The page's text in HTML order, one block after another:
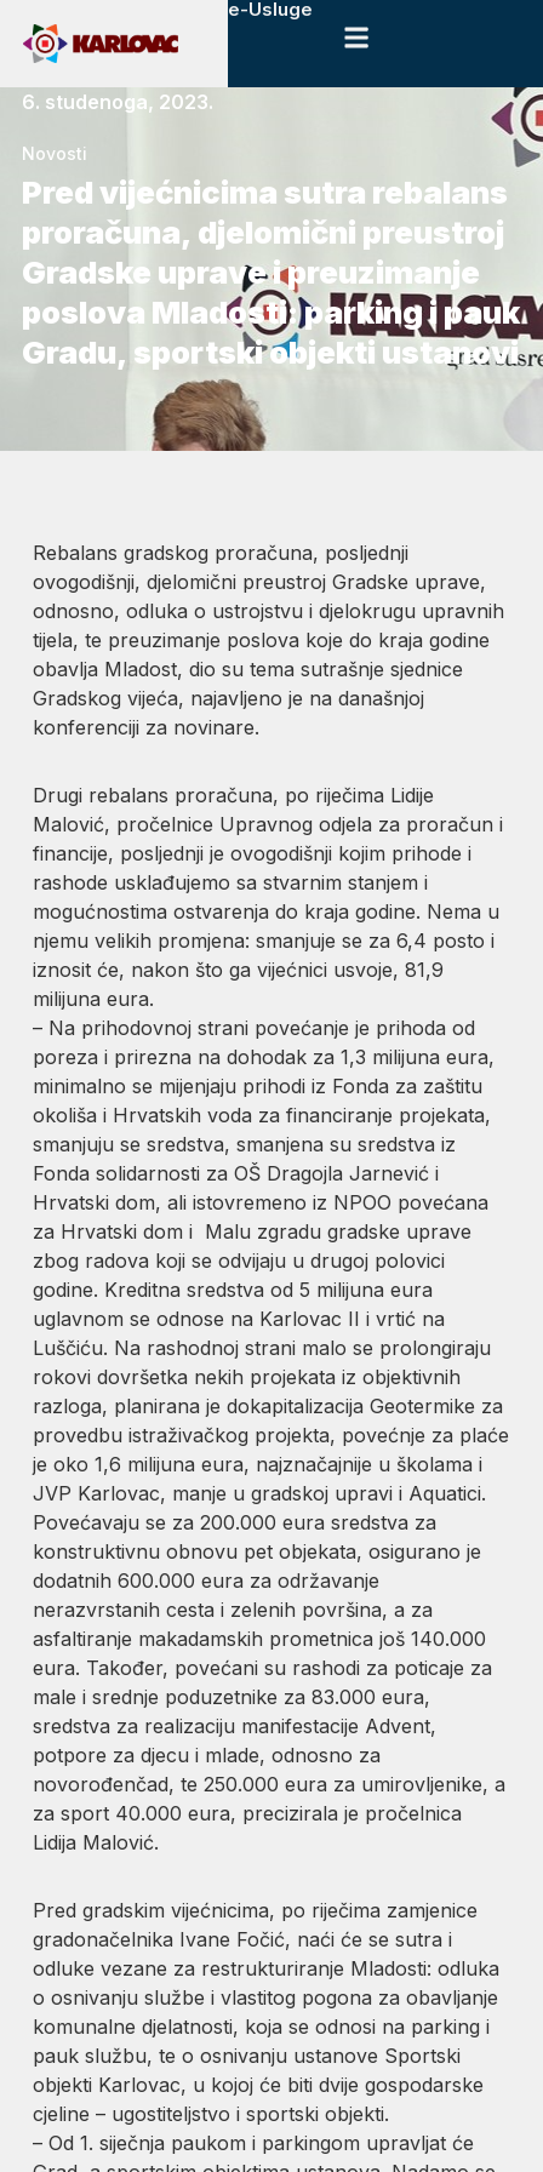
e-Usluge
6. studenoga, 2023.
Novosti
Pred vijećnicima sutra rebalans
proračuna, djelomični preustroj
Gradske uprave i preuzimanje
poslova Mladosti: parking i pauk
Gradu, sportski objekti ustanovi
Rebalans gradskog proračuna, posljednji
ovogodišnji, djelomični preustroj Gradske uprave,
odnosno, odluka o ustrojstvu i djelokrugu upravnih
tijela, te preuzimanje poslova koje do kraja godine
obavlja Mladost, dio su tema sutrašnje sjednice
Gradskog vijeća, najavljeno je na današnjoj
konferenciji za novinare.
Drugi rebalans proračuna, po riječima Lidije
Malović, pročelnice Upravnog odjela za proračun i
financije, posljednji je ovogodišnji kojim prihode i
rashode usklađujemo sa stvarnim stanjem i
mogućnostima ostvarenja do kraja godine. Nema u
njemu velikih promjena: smanjuje se za 6,4 posto i
iznosit će, nakon što ga vijećnici usvoje, 81,9
milijuna eura.
– Na prihodovnoj strani povećanje je prihoda od
poreza i prirezna na dohodak za 1,3 milijuna eura,
minimalno se mijenjaju prihodi iz Fonda za zaštitu
okoliša i Hrvatskih voda za financiranje projekata,
smanjuju se sredstva, smanjena su sredstva iz
Fonda solidarnosti za OŠ Dragojla Jarnević i
Hrvatski dom, ali istovremeno iz NPOO povećana
za Hrvatski dom i Malu zgradu gradske uprave
zbog radova koji se odvijaju u drugoj polovici
godine. Kreditna sredstva od 5 milijuna eura
uglavnom se odnose na Karlovac II i vrtić na
Luščiću. Na rashodnoj strani malo se prolongiraju
rokovi dovršetka nekih projekata iz objektivnih
razloga, planirana je dokapitalizacija Geotermike za
provedbu istraživačkog projekta, povećnje za plaće
je oko 1,6 milijuna eura, najznačajnije u školama i
JVP Karlovac, manje u gradskoj upravi i Aquatici.
Povećavaju se za 200.000 eura sredstva za
konstruktivnu obnovu pet objekata, osigurano je
dodatnih 600.000 eura za održavanje
nerazvrstanih cesta i zelenih površina, a za
asfaltiranje makadamskih prometnica još 140.000
eura. Također, povećani su rashodi za poticaje za
male i srednje poduzetnike za 83.000 eura,
sredstva za realizaciju manifestacije Advent,
potpore za djecu i mlade, odnosno za
novorođenčad, te 250.000 eura za umirovljenike, a
za sport 40.000 eura, precizirala je pročelnica
Lidija Malović.
Pred gradskim vijećnicima, po riječima zamjenice
gradonačelnika Ivane Fočić, naći će se sutra i
odluke vezane za restrukturiranje Mladosti: odluka
o osnivanju službe i vlastitog pogona za obavljanje
komunalne djelatnosti, koja se odnosi na parking i
pauk službu, te o osnivanju ustanove Sportski
objekti Karlovac, u kojoj će biti dvije gospodarske
cjeline – ugostiteljstvo i sportski objekti.
– Od 1. siječnja paukom i parkingom upravljat će